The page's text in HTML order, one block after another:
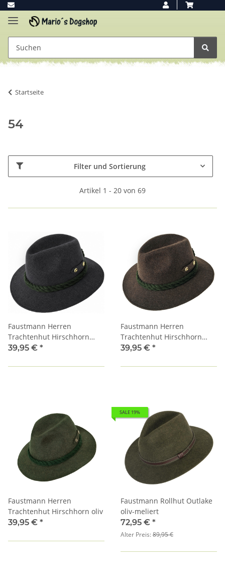
Startseite
54
Filter und Sortierung
Artikel 1 - 20 von 69
Faustmann Herren
Trachtenhut Hirschhorn
anthrazit
39,95 € *
Faustmann Herren
Trachtenhut Hirschhorn
braun
39,95 € *
Faustmann Herren
Trachtenhut Hirschhorn oliv
39,95 € *
SALE 19%
Faustmann Rollhut Outlake
oliv-meliert
72,95 € *
Alter Preis:89,95 €